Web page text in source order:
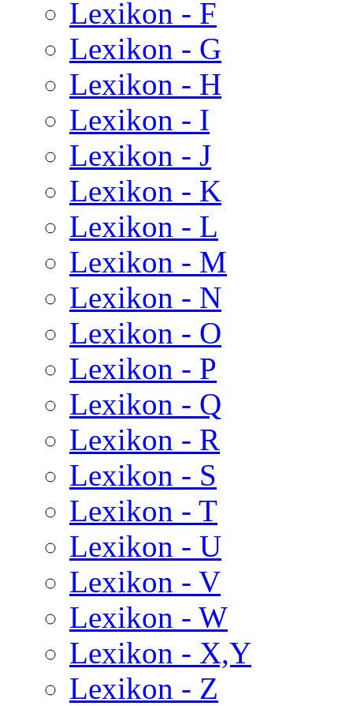
Lexikon - F
Lexikon - G
Lexikon - H
Lexikon - I
Lexikon - J
Lexikon - K
Lexikon - L
Lexikon - M
Lexikon - N
Lexikon - O
Lexikon - P
Lexikon - Q
Lexikon - R
Lexikon - S
Lexikon - T
Lexikon - U
Lexikon - V
Lexikon - W
Lexikon - X,Y
Lexikon - Z